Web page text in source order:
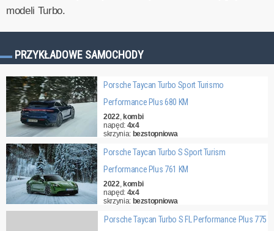
modeli Turbo.
PRZYKŁADOWE SAMOCHODY
Porsche Taycan Turbo Sport Turismo
Performance Plus 680 KM
2022, kombi
napęd: 4x4
skrzynia: bezstopniowa
cena:471 000,00 zł
Porsche Taycan Turbo S Sport Turism
Performance Plus 761 KM
2022, kombi
napęd: 4x4
skrzynia: bezstopniowa
cena:536 000,00 zł
Porsche Taycan Turbo S FL Performance Plus 775